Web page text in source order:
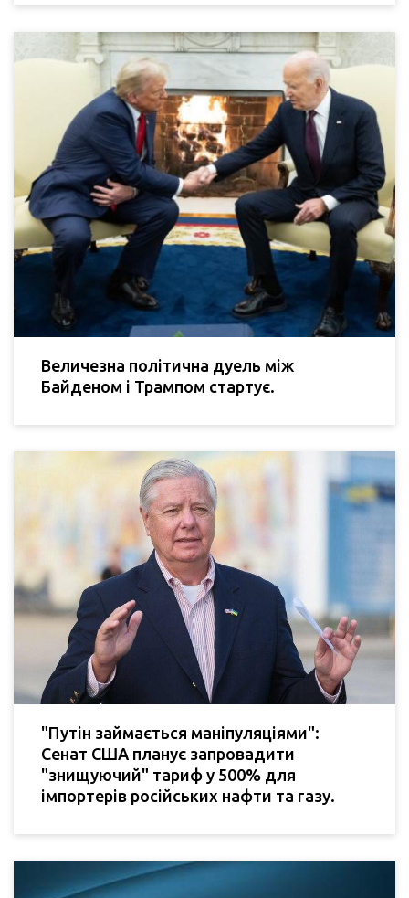
Величезна політична дуель між
Байденом і Трампом стартує.
"Путін займається маніпуляціями":
Сенат США планує запровадити
"знищуючий" тариф у 500% для
імпортерів російських нафти та газу.